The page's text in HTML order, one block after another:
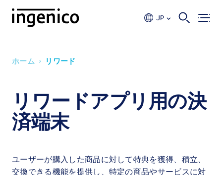
JP
リワードアプリ用の決
済端末
ユーザーが購入した商品に対して特典を獲得、積立、
交換できる機能を提供し、特定の商品やサービスに対
Breadcrumb
ホーム › リワード